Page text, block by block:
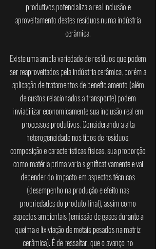
produtivos potencializa a real inclusão e
aproveitamento destes resíduos numa indústria
cerâmica.
Existe uma ampla variedade de resíduos que podem
ser reaproveitados pela indústria cerâmica, porém a
aplicação de tratamentos de beneficiamento (além
de custos relacionados a transporte) podem
inviabilizar economicamente sua inclusão real em
processos produtivos. Considerando a alta
heterogeneidade nos tipos de resíduos,
composição e características físicas, sua proporção
como matéria prima varia significativamente e vai
depender do impacto em aspectos técnicos
(desempenho na produção e efeito nas
propriedades do produto final), assim como
aspectos ambientais (emissão de gases durante a
queima e lixiviação de metais pesados na matriz
cerâmica). É de ressaltar, que o avanço no